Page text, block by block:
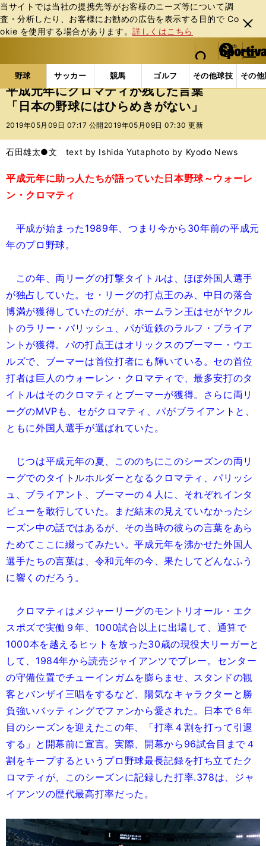
当サイトでは当社の提携先等がお客様のニーズ等について調
査・分析したり、お客様にお勧めの広告を表⽰する⽬的で Co
okie を使⽤する場合があります。詳しくはこちら
閉じ
る
web Sportiva (webスポルティーバ)
検索
マイペ
ー
ジ
メニュ
野球 サッカー 競馬 ゴルフ その他球技 その
b
ス
ポ
ル
バ
野球の記事一覧 プロ野球 平成元年にクロマティが
平成元年にクロマティが残した言葉
「日本の野球にはひらめきがない」
2019年05月09日 07:17 公開 2019年05月09日 07:30 更新
石田雄太●文 text by Ishida Yutaphoto by Kyodo News
平成元年に助っ人たちが語っていた日本野球～ウォーレ
ン・クロマティ
平成が始まった1989年、つまり今から30年前の平成元
年のプロ野球。
この年、両リーグの打撃タイトルは、ほぼ外国人選手
が独占していた。セ・リーグの打点王のみ、中日の落合
博満が獲得していたのだが、ホームラン王はセがヤクル
トのラリー・パリッシュ、パが近鉄のラルフ・ブライア
ントが獲得。パの打点王はオリックスのブーマー・ウエ
ルズで、ブーマーは首位打者にも輝いている。セの首位
打者は巨人のウォーレン・クロマティで、最多安打のタ
イトルはそのクロマティとブーマーが獲得。さらに両リ
ーグのMVPも、セがクロマティ、パがブライアントと、
ともに外国人選手が選ばれていた。
じつは平成元年の夏、こののちにこのシーズンの両リ
ーグでのタイトルホルダーとなるクロマティ、パリッシ
ュ、ブライアント、ブーマーの４人に、それぞれインタ
ビューを敢行していた。まだ結末の見えていなかったシ
ーズン中の話ではあるが、その当時の彼らの言葉をあら
ためてここに綴ってみたい。平成元年を沸かせた外国人
選手たちの言葉は、令和元年の今、果たしてどんなふう
に響くのだろう。
クロマティはメジャーリーグのモントリオール・エク
スポズで実働９年、1000試合以上に出場して、通算で
1000本を越えるヒットを放った30歳の現役大リーガーと
して、1984年から読売ジャイアンツでプレー。センター
の守備位置でチューインガムを膨らませ、スタンドの観
客とバンザイ三唱をするなど、陽気なキャラクターと勝
負強いバッティングでファンから愛された。日本で６年
目のシーズンを迎えたこの年、「打率４割を打って引退
する」と開幕前に宣言。実際、開幕から96試合目まで４
割をキープするというプロ野球最長記録を打ち立てたク
ロマティが、このシーズンに記録した打率.378は、ジャ
イアンツの歴代最高打率だった。